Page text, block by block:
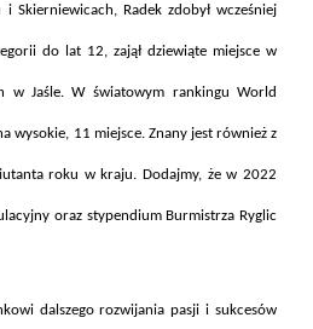
Skierniewicach, Radek zdobył wcześniej
do lat 12, zajął dziewiąte miejsce w
w Jaśle. W światowym rankingu World
wysokie, 11 miejsce. Znany jest również z
roku w kraju. Dodajmy, że w 2022
oraz stypendium Burmistrza Ryglic
dalszego rozwijania pasji i sukcesów